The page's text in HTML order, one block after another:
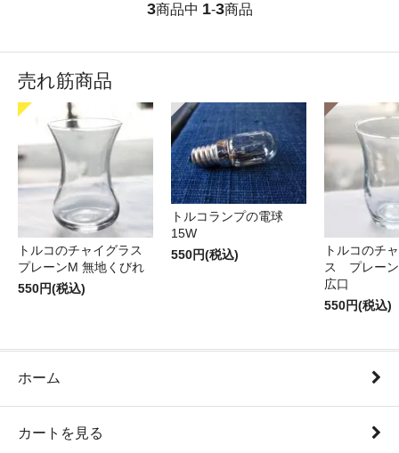
3商品中 1-3商品
売れ筋商品
トルコのチャイグラス
プレーンM 無地くびれ
550円(税込)
トルコランプの電球
15W
550円(税込)
トルコのチ
ス プレー
広口
550円(税込)
ホーム
カートを見る